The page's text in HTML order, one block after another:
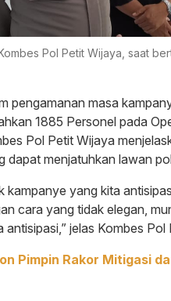
Pol Petit Wijaya, saat
pengamanan masa
1885 Personel pada
Pol Petit Wijaya
dapat menjatuhkan lawan
kampanye yang kita
cara yang tidak elegan,
jelas Kombes
Pimpin Rakor Mitigasi